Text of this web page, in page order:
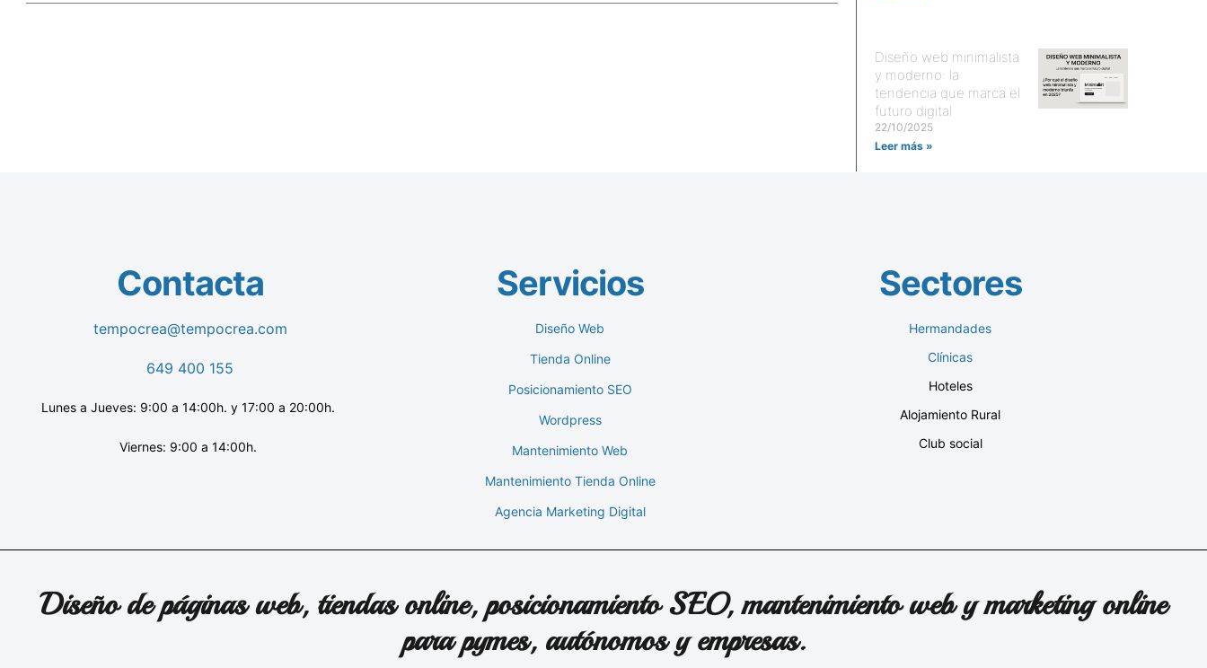
Diseño web minimalista
y moderno: la
tendencia que marca el
futuro digital
22/10/2025
Leer más »
Contacta
tempocrea@tempocrea.com
649 400 155
Lunes a Jueves: 9:00 a 14:00h. y 17:00 a 20:00h.
Viernes: 9:00 a 14:00h.
Servicios
Diseño Web
Tienda Online
Posicionamiento SEO
Wordpress
Mantenimiento Web
Mantenimiento Tienda Online
Agencia Marketing Digital
Sectores
Hermandades
Clínicas
Hoteles
Alojamiento Rural
Club social
Diseño de páginas web, tiendas online, posicionamiento SEO, mantenimiento web y marketing online
para pymes, autónomos y empresas.